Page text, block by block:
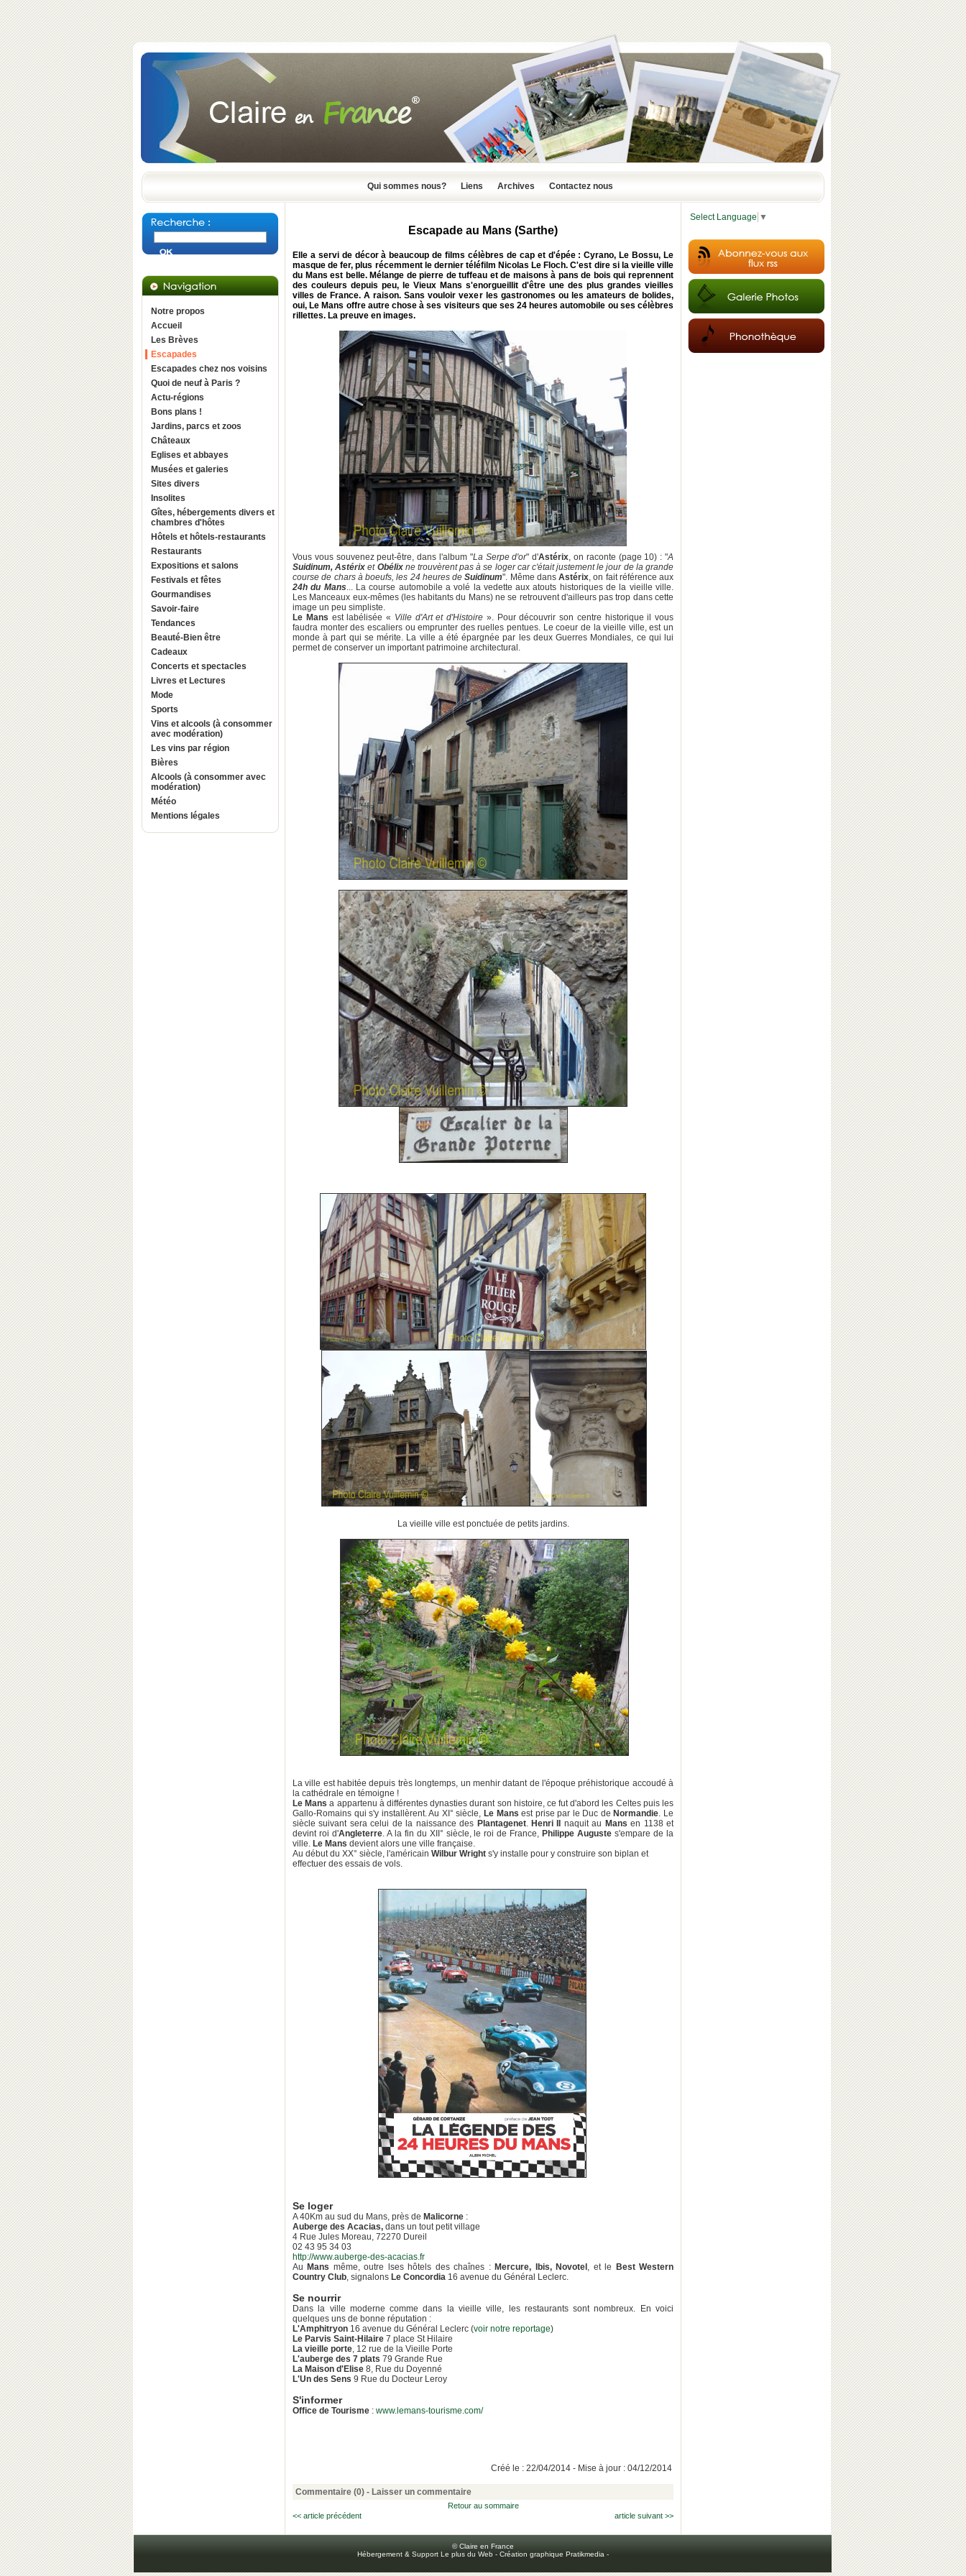
Qui sommes nous? Liens Archives Contactez nous
Notre propos
Accueil
Les Brèves
Escapades
Escapades chez nos voisins
Quoi de neuf à Paris ?
Actu-régions
Bons plans !
Jardins, parcs et zoos
Châteaux
Eglises et abbayes
Musées et galeries
Sites divers
Insolites
Gîtes, hébergements divers et
chambres d'hôtes
Hôtels et hôtels-restaurants
Restaurants
Expositions et salons
Festivals et fêtes
Gourmandises
Savoir-faire
Tendances
Beauté-Bien être
Cadeaux
Concerts et spectacles
Livres et Lectures
Mode
Sports
Vins et alcools (à consommer
avec modération)
Les vins par région
Bières
Alcools (à consommer avec
modération)
Météo
Mentions légales
Escapade au Mans (Sarthe)
Elle a servi de décor à beaucoup de films célèbres de cap et d'épée : Cyrano, Le Bossu, Le
masque de fer, plus récemment le dernier téléfilm Nicolas Le Floch. C'est dire si la vieille ville
du Mans est belle. Mélange de pierre de tuffeau et de maisons à pans de bois qui reprennent
des couleurs depuis peu, le Vieux Mans s'enorgueillit d'être une des plus grandes vieilles
villes de France. A raison. Sans vouloir vexer les gastronomes ou les amateurs de bolides,
oui, Le Mans offre autre chose à ses visiteurs que ses 24 heures automobile ou ses célèbres
rillettes. La preuve en images.
Vous vous souvenez peut-être, dans l'album "La Serpe d'or" d'Astérix, on raconte (page 10) : "A
Suidinum, Astérix et Obélixne trouvèrent pas à se loger car c'était justement le jour de la grande
course de chars à boeufs, les 24 heures deSuidinum". Même dans Astérix, on fait référence aux
24h du Mans... La course automobile a volé la vedette aux atouts historiques de la vieille ville.
Les Manceaux eux-mêmes (les habitants du Mans) ne se retrouvent d'ailleurs pas trop dans cette
image un peu simpliste.
Le Mans est labélisée « Ville d'Art et d'Histoire ». Pour découvrir son centre historique il vous
faudra monter des escaliers ou emprunter des ruelles pentues. Le coeur de la vieille ville, est un
monde à part qui se mérite. La ville a été épargnée par les deux Guerres Mondiales, ce qui lui
permet de conserver un important patrimoine architectural.
La vieille ville est ponctuée de petits jardins.
La ville est habitée depuis très longtemps, un menhir datant de l'époque préhistorique accoudé à
la cathédrale en témoigne !
Le Mans a appartenu à différentes dynasties durant son histoire, ce fut d'abord les Celtes puis les
Gallo-Romains qui s'y installèrent. Au XI° siècle, Le Mans est prise par le Duc de Normandie. Le
siècle suivant sera celui de la naissance des Plantagenet. Henri II naquit au Mans en 1138 et
devint roi d'Angleterre. A la fin du XII° siècle, le roi de France, Philippe Auguste s'empare de la
ville. Le Mans devient alors une ville française.
Au début du XX° siècle, l'américain Wilbur Wright s'y installe pour y construire son biplan et
effectuer des essais de vols.
Se loger
A 40Km au sud du Mans, près de Malicorne :
Auberge des Acacias, dans un tout petit village
4 Rue Jules Moreau, 72270 Dureil
02 43 95 34 03
http://www.auberge-des-acacias.fr
Au Mans même, outre lses hôtels des chaînes : Mercure, Ibis, Novotel , et le
Best Western
Country Club, signalons Le Concordia 16 avenue du Général Leclerc.
Se nourrir
Dans la ville moderne comme dans la vieille ville, les restaurants sont nombreux. En voici
quelques uns de bonne réputation :
L'Amphitryon 16 avenue du Général Leclerc (voir notre reportage)
Le Parvis Saint-Hilaire 7 place St Hilaire
La vieille porte, 12 rue de la Vieille Porte
L'auberge des 7 plats 79 Grande Rue
La Maison d'Elise 8, Rue du Doyenné
L'Un des Sens 9 Rue du Docteur Leroy
S'informer
Office de Tourisme : www.lemans-tourisme.com/
Créé le : 22/04/2014 - Mise à jour : 04/12/2014
Commentaire (0) - Laisser un commentaire
Retour au sommaire
article suivant >>
<< article précédent
Select Language ▼
© Claire en France
Hébergement & Support Le plus du Web - Création graphique Pratikmedia -